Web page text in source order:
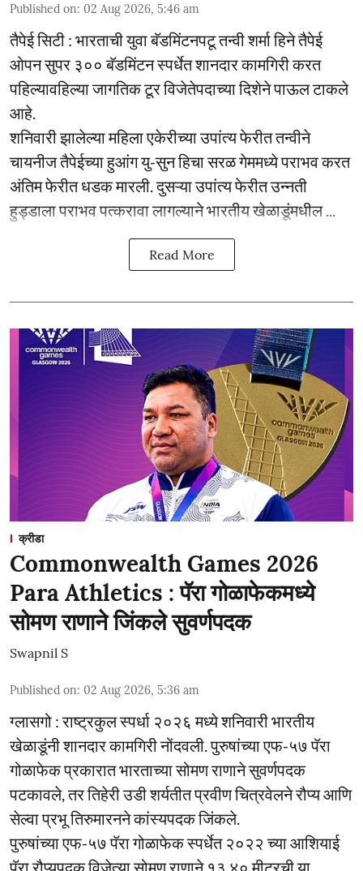
Published on: 02 Aug 2026, 5:46 am
तैपेई सिटी : भारताची युवा बॅडमिंटनपटू तन्वी शर्मा हिने तैपेई
ओपन सुपर ३०० बॅडमिंटन स्पर्धेत शानदार कामगिरी करत
पहिल्यावहिल्या जागतिक टूर विजेतेपदाच्या दिशेने पाऊल टाकले
आहे.
शनिवारी झालेल्या महिला एकेरीच्या उपांत्य फेरीत तन्वीने
चायनीज तैपेईच्या हुआंग यु-सुन हिचा सरळ गेममध्ये पराभव करत
अंतिम फेरीत धडक मारली. दुसऱ्या उपांत्य फेरीत उन्नती
हुड्डाला पराभव पत्करावा लागल्याने भारतीय खेळाडूंमधील ...
Read More
क्रीडा
Commonwealth Games 2026
Para Athletics : पॅरा गोळाफेकमध्ये
सोमण राणाने जिंकले सुवर्णपदक
Swapnil S
Published on: 02 Aug 2026, 5:36 am
ग्लासगो : राष्ट्रकुल स्पर्धा २०२६ मध्ये शनिवारी भारतीय
खेळाडूंनी शानदार कामगिरी नोंदवली. पुरुषांच्या एफ-५७ पॅरा
गोळाफेक प्रकारात भारताच्या सोमण राणाने सुवर्णपदक
पटकावले, तर तिहेरी उडी शर्यतीत प्रवीण चित्रवेलने रौप्य आणि
सेल्वा प्रभू तिरुमारनने कांस्यपदक जिंकले.
पुरुषांच्या एफ-५७ पॅरा गोळाफेक स्पर्धेत २०२२ च्या आशियाई
पॅरा रौप्यपदक विजेत्या सोमण राणाने १३.४० मीटरची या